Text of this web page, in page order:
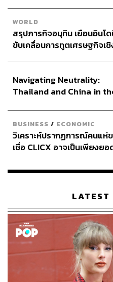
WORLD
สรุปภารกิจอนุทิน เยือนอินโด
ขับเคลื่อนการทูตเศรษฐกิจเ
Navigating Neutrality:
Thailand and China in
BUSINESS / ECONOMIC
วิเคราะห์ปรากฏการณ์คนแห่
เชื่อ CLICX อาจเป็นเพียงยอ
เรือนไทยที่ถูกซุกไว้
LATEST